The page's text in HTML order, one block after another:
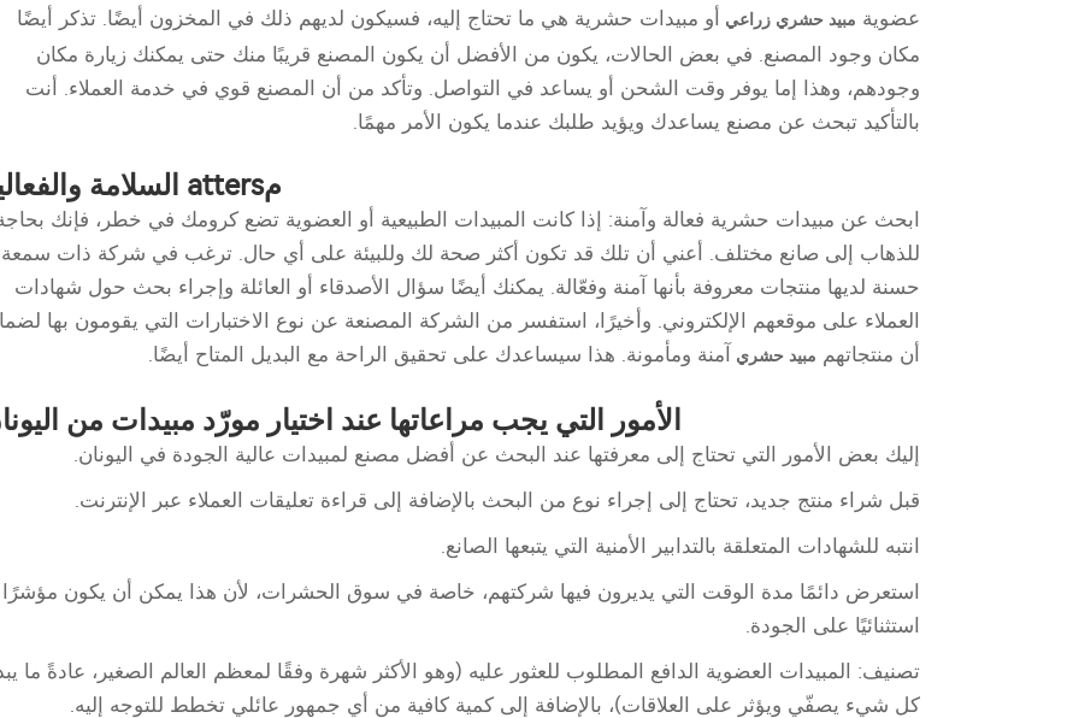
عضوية مبيد حشري زراعي
أو مبيدات حشرية هي ما تحتاج إليه، فسيكون لديهم ذلك في المخزون أيضًا. تذكر أيضًا
مكان وجود المصنع. في بعض الحالات، يكون من الأفضل أن يكون المصنع قريبًا منك حتى يمكنك زيارة مكان
وجودهم، وهذا إما يوفر وقت الشحن أو يساعد في التواصل. وتأكد من أن المصنع قوي في خدمة العملاء. أنت
بالتأكيد تبحث عن مصنع يساعدك ويؤيد طلبك عندما يكون الأمر مهمًا.
مatters السلامة والفعالية
ابحث عن مبيدات حشرية فعالة وآمنة: إذا كانت المبيدات الطبيعية أو العضوية تضع كرومك في خطر، فإنك
للذهاب إلى صانع مختلف. أعني أن تلك قد تكون أكثر صحة لك وللبيئة على أي حال. ترغب في شركة ذات سمعة
حسنة لديها منتجات معروفة بأنها آمنة وفعّالة. يمكنك أيضًا سؤال الأصدقاء أو العائلة وإجراء بحث حول شهادات
العملاء على موقعهم الإلكتروني. وأخيرًا، استفسر من الشركة المصنعة عن نوع الاختبارات التي يقومون بها
أن منتجاتهم مبيد حشري آمنة ومأمونة. هذا سيساعدك على تحقيق الراحة مع البديل المتاح أيضًا.
الأمور التي يجب مراعاتها عند اختيار مورّد مبيدات من
إليك بعض الأمور التي تحتاج إلى معرفتها عند البحث عن أفضل مصنع لمبيدات عالية الجودة في اليونان.
قبل شراء منتج جديد، تحتاج إلى إجراء نوع من البحث بالإضافة إلى قراءة تعليقات العملاء عبر الإنترنت.
انتبه للشهادات المتعلقة بالتدابير الأمنية التي يتبعها الصانع.
استعرض دائمًا مدة الوقت التي يديرون فيها شركتهم، خاصة في سوق الحشرات، لأن هذا يمكن أن يكون مؤشرًا
استثنائيًا على الجودة.
تصنيف: المبيدات العضوية الدافع المطلوب للعثور عليه (وهو الأكثر شهرة وفقًا لمعظم العالم الصغير، عادةً ما
كل شيء يصفّي ويؤثر على العلاقات)، بالإضافة إلى كمية كافية من أي جمهور عائلي تخطط للتوجه إليه.